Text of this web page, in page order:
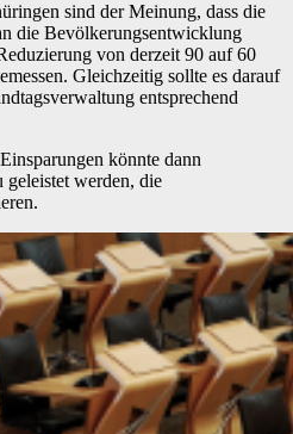
sind der Meinung, dass die
die Bevölkerungsentwicklung
von derzeit 90 auf 60
Gleichzeitig sollte es darauf
entsprechend
könnte dann
geleistet werden, die